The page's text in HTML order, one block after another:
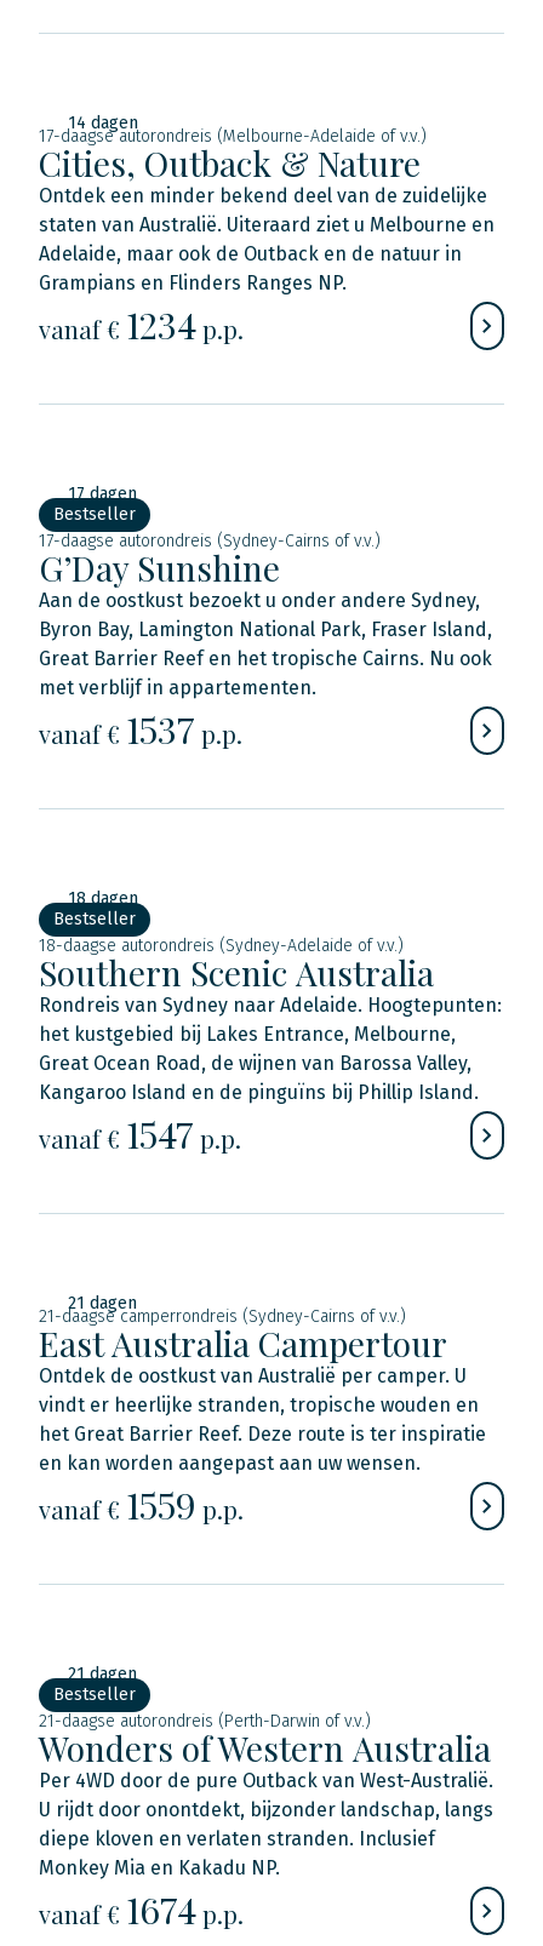
14 dagen
17-daagse autorondreis (Melbourne-Adelaide of v.v.)
Cities, Outback & Nature
Ontdek een minder bekend deel van de zuidelijke
staten van Australië. Uiteraard ziet u Melbourne en
Adelaide, maar ook de Outback en de natuur in
Grampians en Flinders Ranges NP.
vanaf € 1234p.p.
17 dagen
Bestseller
17-daagse autorondreis (Sydney-Cairns of v.v.)
G’Day Sunshine
Aan de oostkust bezoekt u onder andere Sydney,
Byron Bay, Lamington National Park, Fraser Island,
Great Barrier Reef en het tropische Cairns. Nu ook
met verblijf in appartementen.
vanaf € 1537 p.p.
18 dagen
Bestseller
18-daagse autorondreis (Sydney-Adelaide of v.v.)
Southern Scenic Australia
Rondreis van Sydney naar Adelaide. Hoogtepunten:
het kustgebied bij Lakes Entrance, Melbourne,
Great Ocean Road, de wijnen van Barossa Valley,
Kangaroo Island en de pinguïns bij Phillip Island.
vanaf € 1547 p.p.
21 dagen
21-daagse camperrondreis (Sydney-Cairns of v.v.)
East Australia Campertour
Ontdek de oostkust van Australië per camper. U
vindt er heerlijke stranden, tropische wouden en
het Great Barrier Reef. Deze route is ter inspiratie
en kan worden aangepast aan uw wensen.
vanaf € 1559 p.p.
21 dagen
Bestseller
21-daagse autorondreis (Perth-Darwin of v.v.)
Wonders of Western Australia
Per 4WD door de pure Outback van West-Australië.
U rijdt door onontdekt, bijzonder landschap, langs
diepe kloven en verlaten stranden. Inclusief
Monkey Mia en Kakadu NP.
vanaf € 1674p.p.